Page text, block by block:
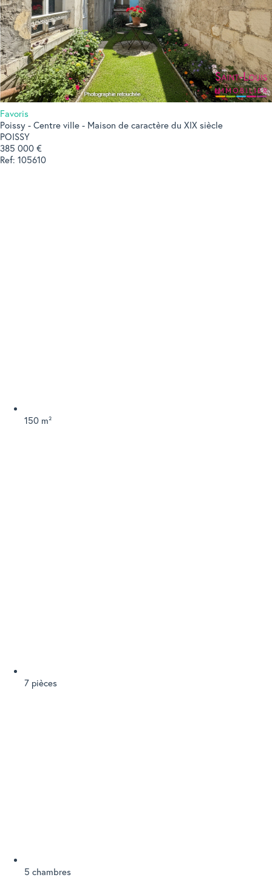
Favoris
Poissy - Centre ville - Maison de caractère du XIX siècle
POISSY
385 000 €
Ref: 105610
150 m²
7 pièces
5 chambres